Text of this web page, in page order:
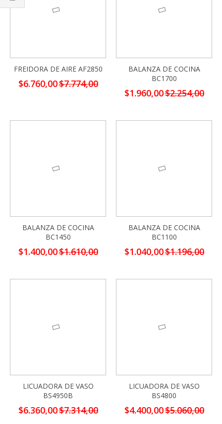
FREIDORA DE AIRE AF2850
Precio
especial
$6.760,00$7.774,00
BALANZA DE COCINA
BC1700
Precio
especial
$1.960,00$2.254,00
BALANZA DE COCINA
BC1450
Precio
especial
$1.400,00$1.610,00
BALANZA DE COCINA
BC1100
Precio
especial
$1.040,00$1.196,00
LICUADORA DE VASO
BS4950B
Precio
especial
$6.360,00$7.314,00
LICUADORA DE VASO
BS4800
Precio
especial
$4.400,00$5.060,00
Comprar